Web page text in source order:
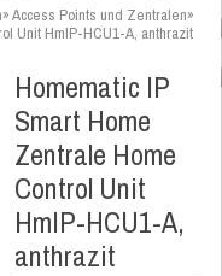
»Access Points und Zentralen»
Unit HmIP-HCU1-A, anthrazit
Homematic IP
Smart Home
Zentrale Home
Control Unit
HmIP-HCU1-A,
anthrazit